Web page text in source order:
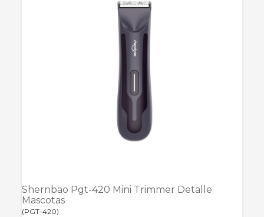
Shernbao Pgt-420 Mini Trimmer Detalle
Mascotas
(PGT-420)